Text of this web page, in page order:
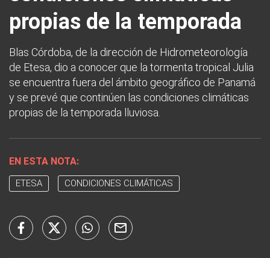
propias de la temporada
Blas Córdoba, de la dirección de Hidrometeorología
de Etesa, dio a conocer que la tormenta tropical Julia
se encuentra fuera del ámbito geográfico de Panamá
y se prevé que continúen las condiciones climáticas
propias de la temporada lluviosa.
EN ESTA NOTA:
ETESA CONDICIONES CLIMÁTICAS